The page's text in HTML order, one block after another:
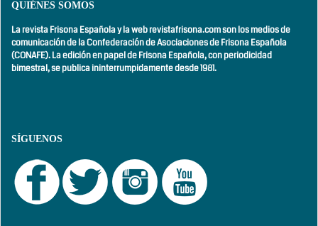
QUIÉNES SOMOS
La revista Frisona Española y la web revistafrisona.com son los medios de
comunicación de la Confederación de Asociaciones de Frisona Española
(CONAFE). La edición en papel de Frisona Española, conperiodicidad
bimestral,se publica ininterrumpidamente desde 1981.
SÍGUENOS